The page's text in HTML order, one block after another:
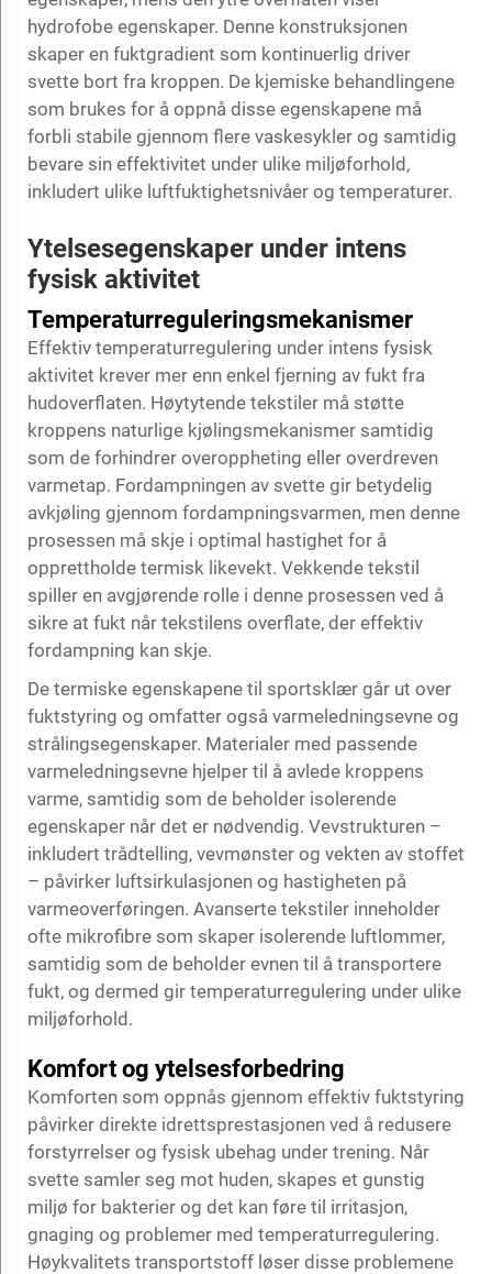
hydrofobe egenskaper. Denne konstruksjonen
skaper en fuktgradient som kontinuerlig driver
svette bort fra kroppen. De kjemiske behandlingene
som brukes for å oppnå disse egenskapene må
forbli stabile gjennom flere vaskesykler og samtidig
bevare sin effektivitet under ulike miljøforhold,
inkludert ulike luftfuktighetsnivåer og temperaturer.
Ytelsesegenskaper under intens
fysisk aktivitet
Temperaturreguleringsmekanismer
Effektiv temperaturregulering under intens fysisk
aktivitet krever mer enn enkel fjerning av fukt fra
hudoverflaten. Høytytende tekstiler må støtte
kroppens naturlige kjølingsmekanismer samtidig
som de forhindrer overoppheting eller overdreven
varmetap. Fordampningen av svette gir betydelig
avkjøling gjennom fordampningsvarmen, men denne
prosessen må skje i optimal hastighet for å
opprettholde termisk likevekt. Vekkende tekstil
spiller en avgjørende rolle i denne prosessen ved å
sikre at fukt når tekstilens overflate, der effektiv
fordampning kan skje.
De termiske egenskapene til sportsklær går ut over
fuktstyring og omfatter også varmeledningsevne og
strålingsegenskaper. Materialer med passende
varmeledningsevne hjelper til å avlede kroppens
varme, samtidig som de beholder isolerende
egenskaper når det er nødvendig. Vevstrukturen –
inkludert trådtelling, vevmønster og vekten av stoffet
– påvirker luftsirkulasjonen og hastigheten på
varmeoverføringen. Avanserte tekstiler inneholder
ofte mikrofibre som skaper isolerende luftlommer,
samtidig som de beholder evnen til å transportere
fukt, og dermed gir temperaturregulering under ulike
miljøforhold.
Komfort og ytelsesforbedring
Komforten som oppnås gjennom effektiv fuktstyring
påvirker direkte idrettsprestasjonen ved å redusere
forstyrrelser og fysisk ubehag under trening. Når
svette samler seg mot huden, skapes et gunstig
miljø for bakterier og det kan føre til irritasjon,
gnaging og problemer med temperaturregulering.
Høykvalitets transportstoff løser disse problemene